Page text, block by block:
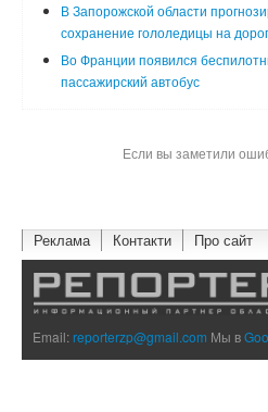
В Запорожской области
сохранение гололедицы на
Во Франции появился
пассажирский автобус
Если вы заметили
Реклама Контакти Про сайт
Email:reporterzp@gmail.com Мы в